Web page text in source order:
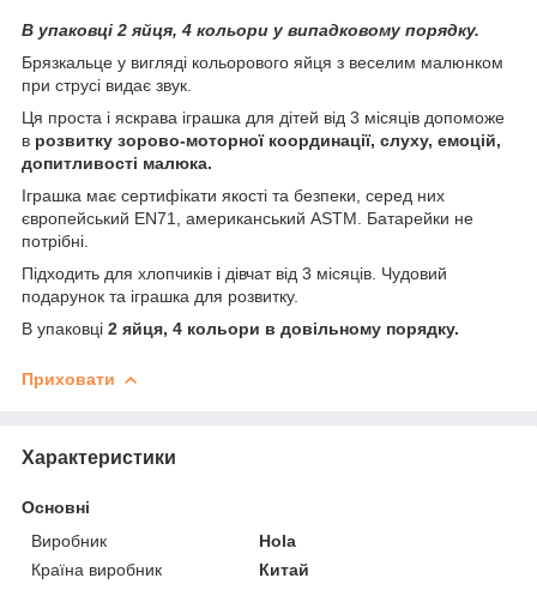
В упаковці 2 яйця, 4 кольори у випадковому порядку.
Брязкальце у вигляді кольорового яйця з веселим малюнком
при струсі видає звук.
Ця проста і яскрава іграшка для дітей від 3 місяців допоможе
в розвитку зорово-моторної координації, слуху, емоцій,
допитливості малюка.
Іграшка має сертифікати якості та безпеки, серед них
європейський EN71, американський ASTM. Батарейки не
потрібні.
Підходить для хлопчиків і дівчат від 3 місяців. Чудовий
подарунок та іграшка для розвитку.
В упаковці 2 яйця, 4 кольори в довільному порядку.
Приховати
Характеристики
Основні
Виробник
Hola
Країна виробник
Китай